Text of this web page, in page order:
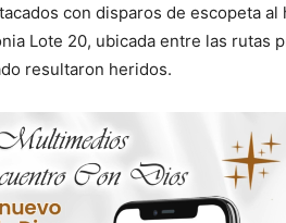
con disparos de escopeta al
Lote 20, ubicada entre las rutas
resultaron heridos.